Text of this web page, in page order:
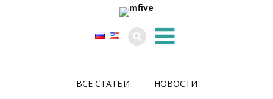
ВСЕ СТАТЬИ
НОВОСТИ